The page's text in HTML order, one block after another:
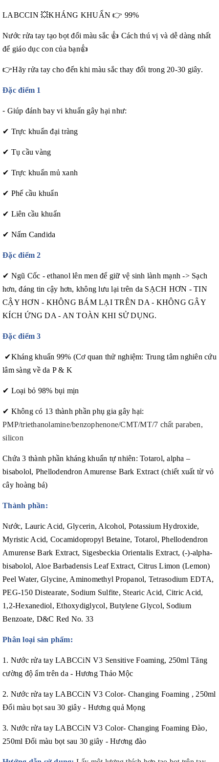
LABCCIN 💥KHÁNG KHUẨN👉 99%
Nước rửa tay tạo bọt đổi màu sắc 👍 Cách thú vị và dễ dàng nhất
để giáo dục con của bạn👍
👉Hãy rửa tay cho đến khi màu sắc thay đổi trong 20-30 giây.
Đặc điểm 1
- Giúp đánh bay vi khuẩn gây hại như:
✔ Trực khuẩn đại tràng
✔ Tụ cầu vàng
✔ Trực khuẩn mủ xanh
✔ Phế cầu khuẩn
✔ Liên cầu khuẩn
✔ Nấm Candida
Đặc điểm 2
✔ Ngũ Cốc - ethanol lên men để giữ vệ sinh lành mạnh -> Sạch
hơn, đáng tin cậy hơn, không lưu lại trên da SẠCH HƠN - TIN
CẬY HƠN - KHÔNG BÁM LẠI TRÊN DA - KHÔNG GÂY
KÍCH ỨNG DA - AN TOÀN KHI SỬ DỤNG.
Đặc điểm 3
✔Kháng khuẩn 99% (Cơ quan thử nghiệm: Trung tâm nghiên cứu
lâm sàng về da P & K
✔ Loại bỏ 98% bụi mịn
✔ Không có 13 thành phần phụ gia gây hại:
PMP/triethanolamine/benzophenone/CMT/MT/7 chất paraben,
silicon
Chứa 3 thành phần kháng khuẩn tự nhiên: Totarol, alpha –
bisabolol, Phellodendron Amurense Bark Extract (chiết xuất từ vỏ
cây hoàng bá)
Thành phần:
Nước, Lauric Acid, Glycerin, Alcohol, Potassium Hydroxide,
Myristic Acid, Cocamidopropyl Betaine, Totarol, Phellodendron
Amurense Bark Extract, Sigesbeckia Orientalis Extract, (-)-alpha-
bisabolol, Aloe Barbadensis Leaf Extract, Citrus Limon (Lemon)
Peel Water, Glycine, Aminomethyl Propanol, Tetrasodium EDTA,
PEG-150 Distearate, Sodium Sulfite, Stearic Acid, Citric Acid,
1,2-Hexanediol, Ethoxydiglycol, Butylene Glycol, Sodium
Benzoate, D&C Red No. 33
Phân loại sản phẩm:
1. Nước rửa tay LABCCiN V3 Sensitive Foaming, 250ml Tăng
cường độ ẩm trên da - Hương Thảo Mộc
2. Nước rửa tay LABCCiN V3 Color- Changing Foaming , 250ml
Đổi màu bọt sau 30 giây - Hương quả Mọng
3. Nước rửa tay LABCCiN V3 Color- Changing Foaming Đào,
250ml Đổi màu bọt sau 30 giây - Hương đào